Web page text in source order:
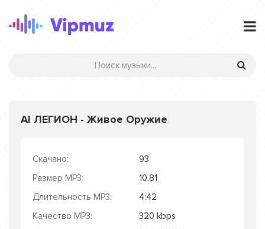
AI ЛЕГИОН - Живое Оружие
Скачано:
93
Размер MP3:
10.81
Длительность MP3:
4:42
Качество MP3:
320 kbps